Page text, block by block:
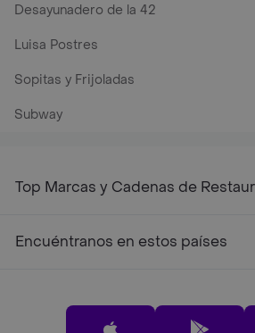
Desayunadero de la 42
Luisa Postres
Sopitas y Frijoladas
Subway
Top Marcas y Cadenas de
Encuéntranos en estos países